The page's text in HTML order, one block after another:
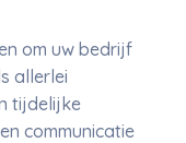
om uw bedrijf
allerlei
tijdelijke
communicatie